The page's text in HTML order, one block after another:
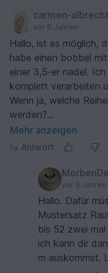
carmen-albrecht
vor 6 Jahren
Hallo, ist es möglich,
habe einen bobbel mit 1400m 3- fädrig und häkel mit
einer 3,5-er nadel. Ich möchte den bobbel gern
komplett verarbeiten
Wenn ja, welche
werden?
Vielen Dank und Vg
Mehr anzeigen
Antwort
vor 6 Jahren
Hallo. Dafür
Mustersatz
bis 52 zwei
ich kann dir
m auskommst.